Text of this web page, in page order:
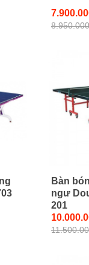
Bàn
ngư
201